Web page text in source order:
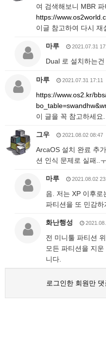
여 검색해보니 MBR 파
https://
이글 참고하여 다시 재
마루 2021.07.31
Dual 로 설치하는건
마루 2021.07.31 17:11
https://www.os2.kr/
이 글을 꼭 참고하세요.
그우 2021.08.02 08:47
ArcaOS 설치 완료 추
션 인식 문제로 실패..
마루 2021.08.02
음. 저는 XP 이후
파티션을 또 민감하
화난행성
전 미니툴 파티션
모든 파티션을 지
니다.
로그인한 회원만